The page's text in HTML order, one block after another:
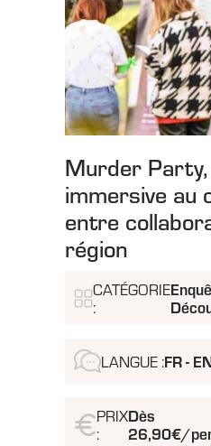
Murder
immersive au
entre
région
CATÉGORIE
:
LANGUE :FR -
PRIX
:
Dès
26,90€/